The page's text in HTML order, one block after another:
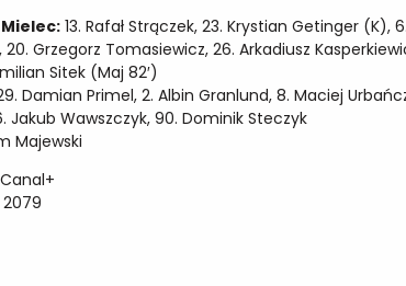
Mielec: 13. Rafał Strączek, 23. Krystian Getinger (K),
20. Grzegorz Tomasiewicz, 26. Arkadiusz
Sitek (Maj 82′)
Damian Primel, 2. Albin Granlund, 8. Maciej
Jakub Wawszczyk, 90. Dominik Steczyk
Majewski
Canal+
2079